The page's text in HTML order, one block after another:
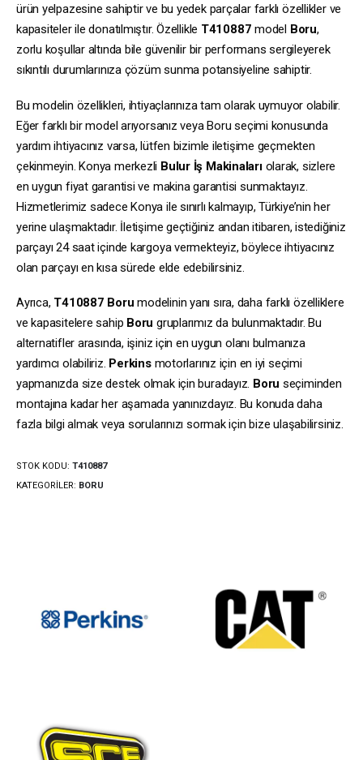
ürün yelpazesine sahiptir ve bu yedek parçalar farklı özellikler ve
kapasiteler ile donatılmıştır. Özellikle T410887 model Boru,
zorlu koşullar altında bile güvenilir bir performans sergileyerek
sıkıntılı durumlarınıza çözüm sunma potansiyeline sahiptir.
Bu modelin özellikleri, ihtiyaçlarınıza tam olarak uymuyor olabilir.
Eğer farklı bir model arıyorsanız veya Boru seçimi konusunda
yardım ihtiyacınız varsa, lütfen bizimle iletişime geçmekten
çekinmeyin. Konya merkezli Bulur İş Makinalarıolarak, sizlere
en uygun fiyat garantisi ve makina garantisi sunmaktayız.
Hizmetlerimiz sadece Konya ile sınırlı kalmayıp, Türkiye’nin her
yerine ulaşmaktadır. İletişime geçtiğiniz andan itibaren, istediğiniz
parçayı 24 saat içinde kargoya vermekteyiz, böylece ihtiyacınız
olan parçayı en kısa sürede elde edebilirsiniz.
Ayrıca, T410887 Boru modelinin yanı sıra, daha farklı özelliklere
ve kapasitelere sahip Boru gruplarımız da bulunmaktadır. Bu
alternatifler arasında, işiniz için en uygun olanı bulmanıza
yardımcı olabiliriz. Perkinsmotorlarınız için en iyi seçimi
yapmanızda size destek olmak için buradayız. Boru seçiminden
montajına kadar her aşamada yanınızdayız. Bu konuda daha
fazla bilgi almak veya sorularınızı sormak için bize ulaşabilirsiniz.
STOK KODU: T410887
KATEGORILER: BORU